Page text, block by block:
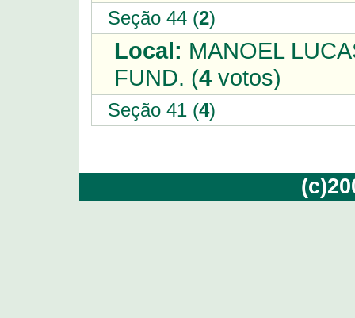
Seção 44 (2)
Local: MANOEL
FUND. (4 votos)
Seção 41 (4)